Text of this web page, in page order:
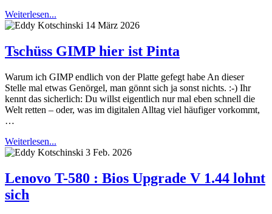
Weiterlesen...
14 März 2026
Tschüss GIMP hier ist Pinta
Warum ich GIMP endlich von der Platte gefegt habe An dieser
Stelle mal etwas Genörgel, man gönnt sich ja sonst nichts. :-) Ihr
kennt das sicherlich: Du willst eigentlich nur mal eben schnell die
Welt retten – oder, was im digitalen Alltag viel häufiger vorkommt,
…
Weiterlesen...
3 Feb. 2026
Lenovo T-580 : Bios Upgrade V 1.44 lohnt
sich